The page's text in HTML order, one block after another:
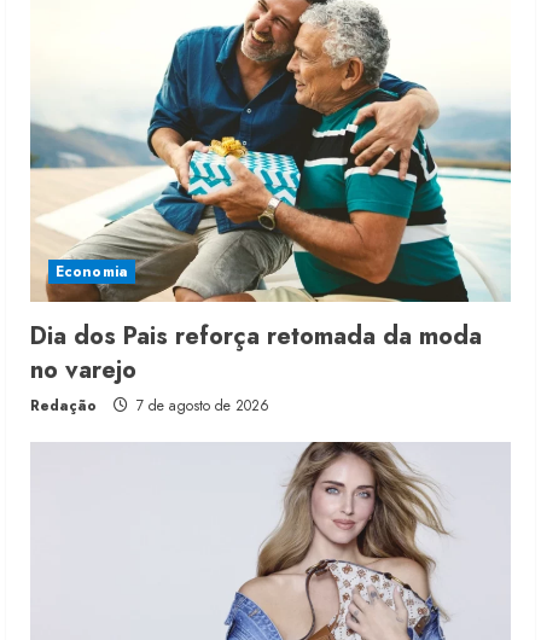
Economia
Dia dos Pais reforça retomada da moda
no varejo
Redação 7 de agosto de 2026